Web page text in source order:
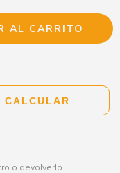
CALCULAR
o devolverlo.